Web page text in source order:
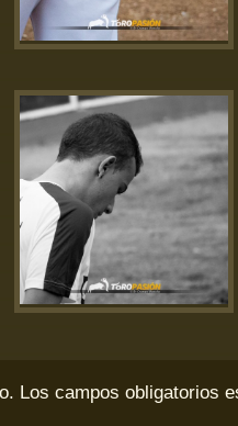
Los campos obligatorios